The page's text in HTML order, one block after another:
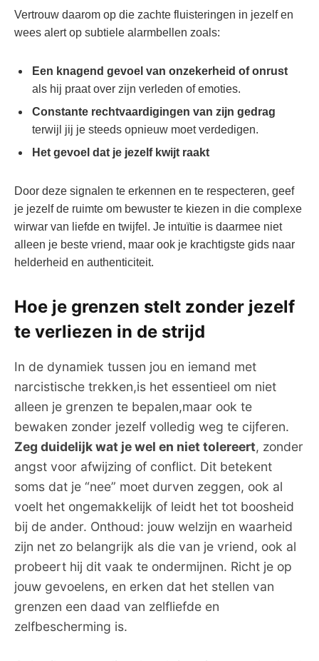
Vertrouw daarom op die zachte fluisteringen in jezelf en
wees alert op subtiele alarmbellen zoals:
Een knagend gevoel van onzekerheid of onrust
als hij praat over zijn verleden of emoties.
Constante rechtvaardigingen van zijn gedrag
terwijl jij je steeds opnieuw moet verdedigen.
Het gevoel dat je jezelf kwijt raakt
Door deze signalen te erkennen en te respecteren, geef
je jezelf de ruimte om bewuster te kiezen in die complexe
wirwar van liefde en twijfel. Je intuïtie is daarmee niet
alleen je beste vriend, maar ook je krachtigste gids naar
helderheid en authenticiteit.
Hoe je grenzen stelt zonder jezelf
te verliezen in de strijd
In de dynamiek tussen jou en iemand met
narcistische trekken,is het essentieel om niet
alleen je grenzen te bepalen,maar ook te
bewaken zonder jezelf volledig weg te cijferen.
Zeg duidelijk wat je wel en niet tolereert, zonder
angst voor afwijzing of conflict. Dit betekent
soms dat je “nee” moet durven zeggen, ook al
voelt het ongemakkelijk of leidt het tot boosheid
bij de ander. Onthoud: jouw welzijn en waarheid
zijn net zo belangrijk als die van je vriend, ook al
probeert hij dit vaak te ondermijnen. Richt je op
jouw gevoelens, en erken dat het stellen van
grenzen een daad van zelfliefde en
zelfbescherming is.